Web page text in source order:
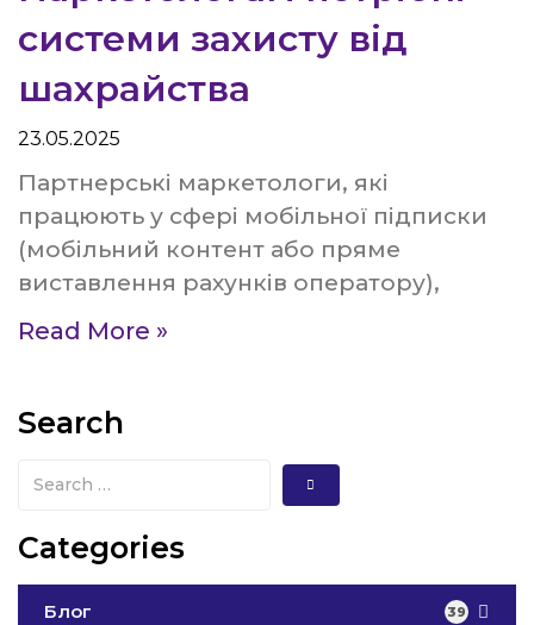
системи захисту від
шахрайства
23.05.2025
Партнерські маркетологи, які
працюють у сфері мобільної підписки
(мобільний контент або пряме
виставлення рахунків оператору),
Read More »
Search
Categories
Блог 39